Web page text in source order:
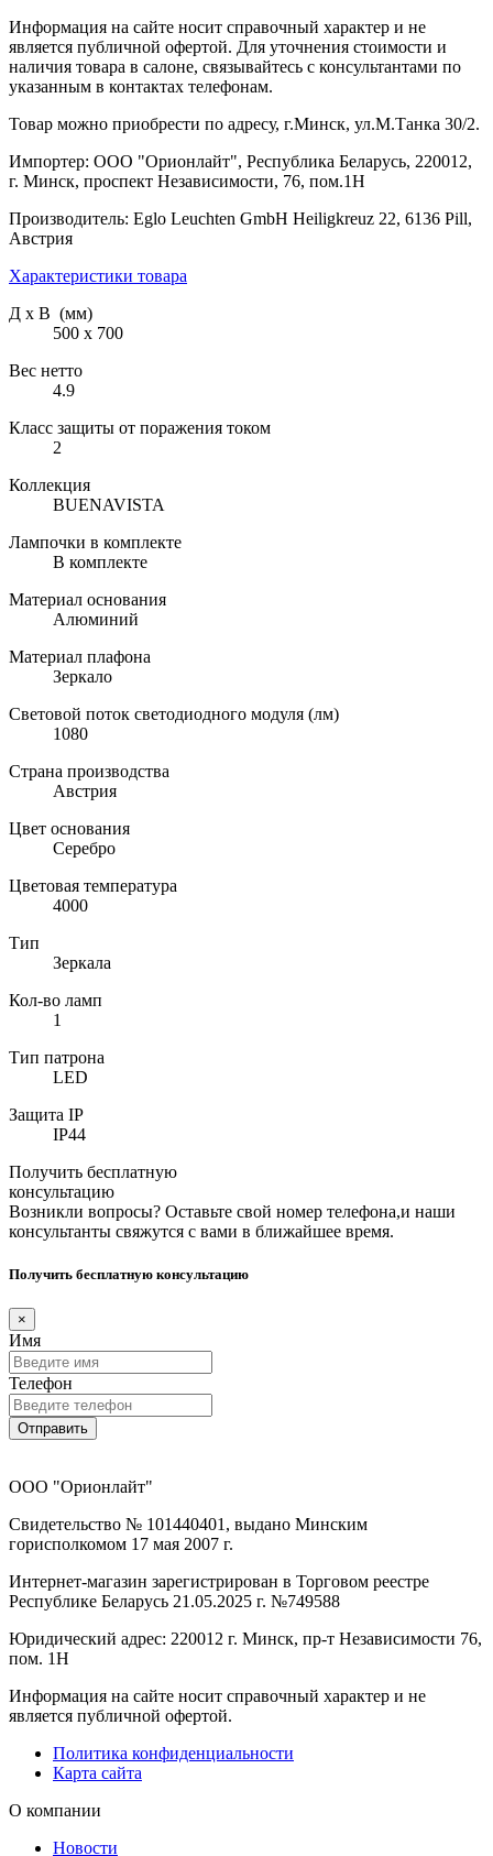
Информация на сайте носит справочный характер и не
является публичной офертой. Для уточнения стоимости и
наличия товара в салоне, связывайтесь с консультантами по
указанным в контактах телефонам.
Товар можно приобрести по адресу, г.Минск, ул.М.Танка 30/2.
Импортер: ООО "Орионлайт", Республика Беларусь, 220012,
г. Минск, проспект Независимости, 76, пом.1Н
Производитель: Eglo Leuchten GmbH Heiligkreuz 22, 6136 Pill,
Австрия
Характеристики товара
Д х В (мм)
500 х 700
Вес нетто
4.9
Класс защиты от поражения током
2
Коллекция
BUENAVISTA
Лампочки в комплекте
В комплекте
Материал основания
Алюминий
Материал плафона
Зеркало
Световой поток светодиодного модуля (лм)
1080
Страна производства
Австрия
Цвет основания
Серебро
Цветовая температура
4000
Тип
Зеркала
Кол-во ламп
1
Тип патрона
LED
Защита IP
IP44
Получить бесплатную
консультацию
Возникли вопросы? Оставьте свой номер телефона,и наши
консультанты свяжутся с вами в ближайшее время.
Получить бесплатную консультацию
×
Имя
Телефон
Отправить
ООО "Орионлайт"
Свидетельство № 101440401, выдано Минским
горисполкомом 17 мая 2007 г.
Интернет-магазин зарегистрирован в Торговом реестре
Республике Беларусь 21.05.2025 г. №749588
Юридический адрес: 220012 г. Минск, пр-т Независимости 76,
пом. 1Н
Информация на сайте носит справочный характер и не
является публичной офертой.
Политика конфиденциальности
Карта сайта
О компании
Новости